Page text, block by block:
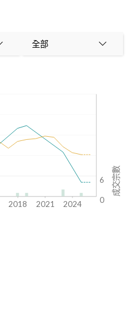
全部
6
0
2018 2021 2024
成交宗數